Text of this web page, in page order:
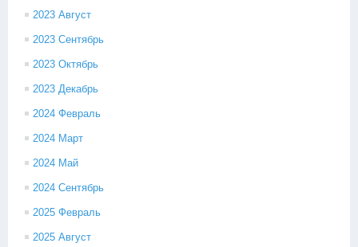
2023 Август
2023 Сентябрь
2023 Октябрь
2023 Декабрь
2024 Февраль
2024 Март
2024 Май
2024 Сентябрь
2025 Февраль
2025 Август